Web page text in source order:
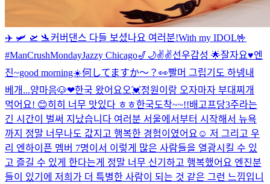
✈️ 🛩 🛫 🛬 커버댄스 다들 보셨나요 여러분!With my IDOL🤟
#ManCrushMondayJazzy Chicago🎷🌙✌️✌️선우감성 🌟잘자요♥️엔
진~good morning☀️何してますか〜？👀빨머 그립기도 하넹내
베개...양마음🐶❤︎한국 왔어요오💓정원이랑 오자마자 부대찌개
먹어요! 😊히히 너무 맛있다 ㅎㅎ한국도착~~!!배고프당3주라는
긴 시간이 벌써 지났습니다 여러분 서울에서부터 시작해서 뉴욕
까지 정말 너무나도 값지고 행복한 경험이였어요☺️ 저 그리고 우
리 엔하이픈 멤버 7명이서 이렇게 많은 사람들을 열광시킬 수 있
고 즐길 수 있게 한다는게 정말 너무 신기하고 행복했어요 엔진분
들이 있기에 저희가 더 특별한 사람이 되는 것 같은 그런 느낌입니